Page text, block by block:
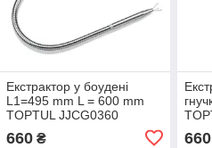
Екстрактор у боудені
L1=495 mm L = 600 mm
TOPTUL JJCG0360
660₴ 660